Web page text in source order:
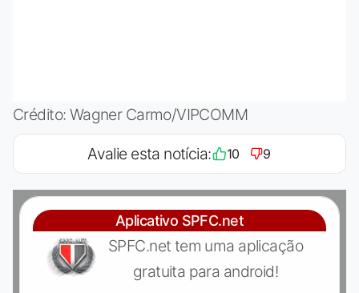
Crédito: Wagner Carmo/VIPCOMM
Avalie esta notícia: 10 9
Aplicativo SPFC.net
SPFC.net tem uma aplicação
gratuita para android!